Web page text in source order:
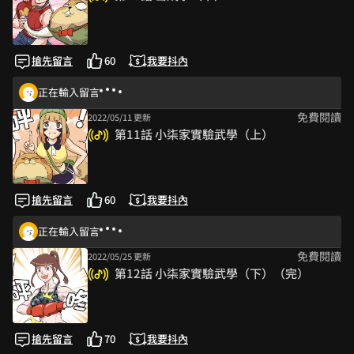
搶先留言 60 我要抖內
正在輸入留言
2022/05/11 更新 免費閱讀
第11話 小柒家實驗武學（上）
搶先留言 60 我要抖內
正在輸入留言
2022/05/25 更新 免費閱讀
第12話 小柒家實驗武學（下）（完）
搶先留言 70 我要抖內